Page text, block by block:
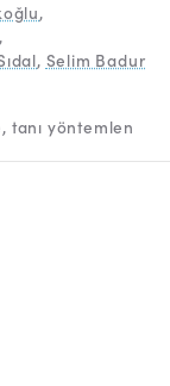
,
,
, Selim Badur
tanı yöntemlen